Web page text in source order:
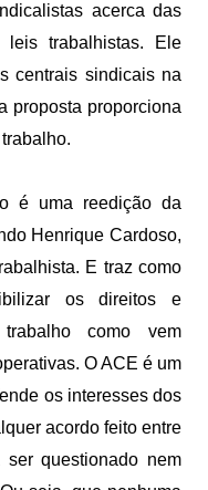
acerca das
leis trabalhistas. Ele
centrais sindicais na
proposta proporciona
é uma reedição da
Henrique Cardoso,
E traz como
os direitos e
como vem
O ACE é um
os interesses dos
acordo feito entre
questionado nem